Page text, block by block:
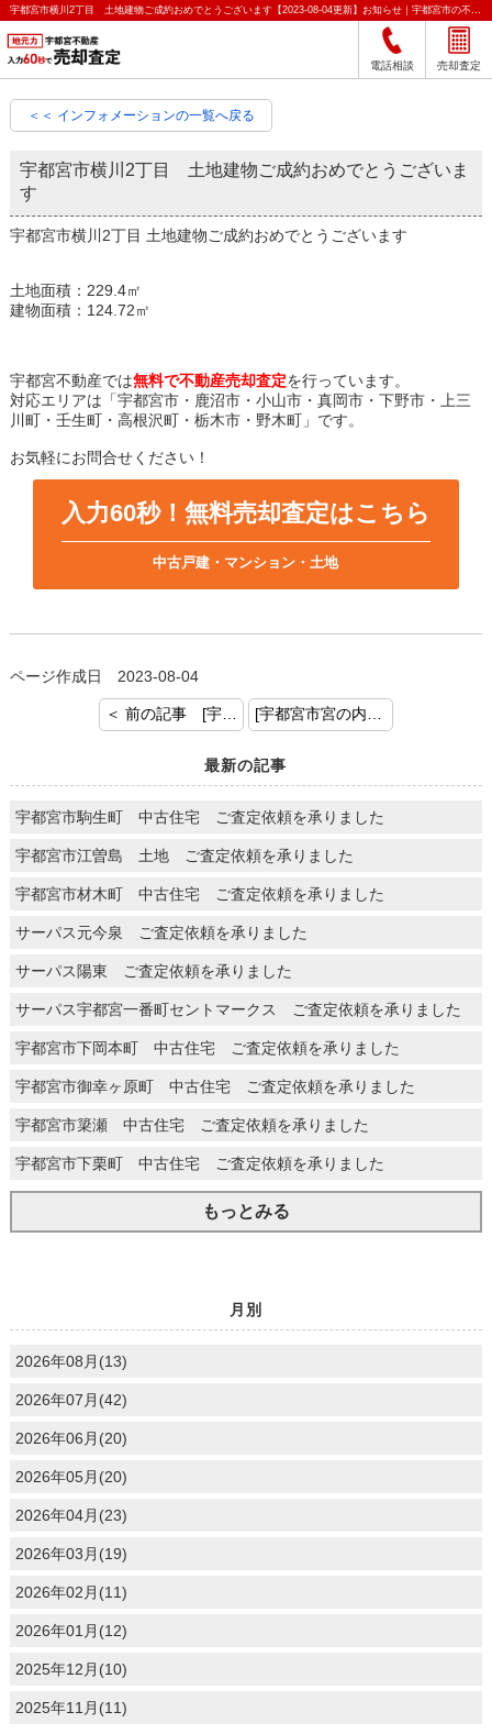
宇都宮市横川2丁目 土地建物ご成約おめでとうございます【2023-08-04更新】お知らせ｜宇都宮市の不動産をクイック売却査定｜宇都宮不動産
電話相談 売却査定
＜＜ インフォメーションの一覧へ戻る
宇都宮市横川2丁目 土地建物ご成約おめでとうございま
す
宇都宮市横川2丁目 土地建物ご成約おめでとうございます
土地面積：229.4㎡
建物面積：124.72㎡
宇都宮不動産では無料で不動産売却査定を行っています。
対応エリアは「宇都宮市・鹿沼市・小山市・真岡市・下野市・上三
川町・壬生町・高根沢町・栃木市・野木町」です。
お気軽にお問合せください！
入力60秒！無料売却査定はこちら
中古戸建・マンション・土地
ページ作成日 2023-08-04
＜ 前の記事 [宇都宮市石井町 土地建物 ご売却のご依頼を頂きましてありがとうございます]
最新の記事
宇都宮市駒生町 中古住宅 ご査定依頼を承りました
宇都宮市江曽島 土地 ご査定依頼を承りました
宇都宮市材木町 中古住宅 ご査定依頼を承りました
サーパス元今泉 ご査定依頼を承りました
サーパス陽東 ご査定依頼を承りました
サーパス宇都宮一番町セントマークス ご査定依頼を承りました
宇都宮市下岡本町 中古住宅 ご査定依頼を承りました
宇都宮市御幸ヶ原町 中古住宅 ご査定依頼を承りました
宇都宮市簗瀬 中古住宅 ご査定依頼を承りました
宇都宮市下栗町 中古住宅 ご査定依頼を承りました
もっとみる
月別
2026年08月(13)
2026年07月(42)
2026年06月(20)
2026年05月(20)
2026年04月(23)
2026年03月(19)
2026年02月(11)
2026年01月(12)
2025年12月(10)
2025年11月(11)